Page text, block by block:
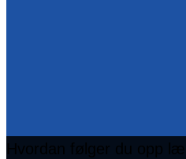
Hvordan følger du opp